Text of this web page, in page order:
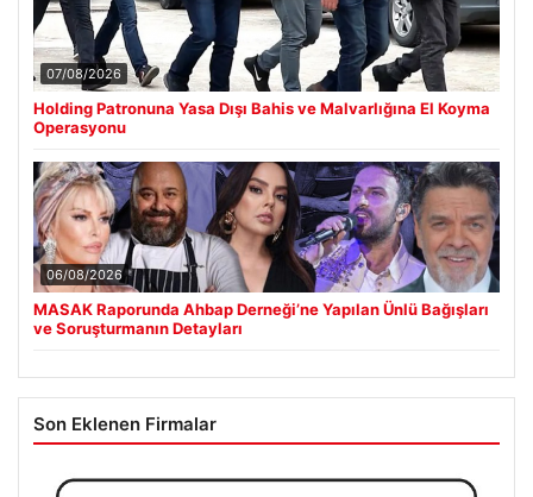
07/08/2026
Holding Patronuna Yasa Dışı Bahis ve Malvarlığına El Koyma
Operasyonu
06/08/2026
MASAK Raporunda Ahbap Derneği’ne Yapılan Ünlü Bağışları
ve Soruşturmanın Detayları
Son Eklenen Firmalar